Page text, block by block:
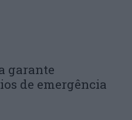
garante
de emergência